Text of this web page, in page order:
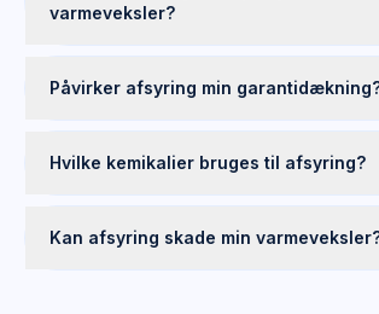
varmeveksler?
Påvirker afsyring min
Hvilke kemikalier bruges til afsyring?
Kan afsyring skade min